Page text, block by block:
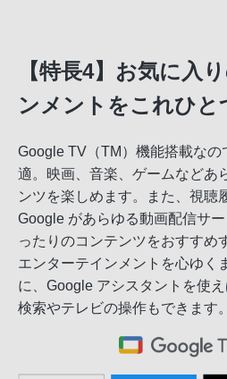
【特長4】お気に入
ンメントをこれひと
Google TV（TM）機能搭載な
適。映画、音楽、ゲームなどあ
ンツを楽しめます。また、視聴
Google があらゆる動画配信サ
ったりのコンテンツをおすすめ
エンターテインメントを心ゆく
に、Google アシスタントを使
検索やテレビの操作もできます。